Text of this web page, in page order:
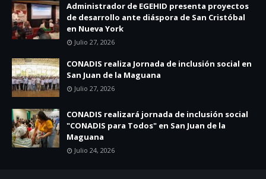
Administrador de EGEHID presenta proyectos
de desarrollo ante diáspora de San Cristóbal
en Nueva York
Julio 27, 2026
CONADIS realiza Jornada de inclusión social en
San Juan de la Maguana
Julio 27, 2026
CONADIS realizará jornada de inclusión social
"CONADIS para Todos" en San Juan de la
Maguana
Julio 24, 2026